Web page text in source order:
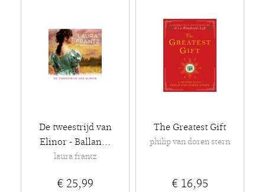
De tweestrijd van
Elinor - Ballan...
laura frantz
€ 25,99
The Greatest Gift
philip van doren stern
€ 16,95